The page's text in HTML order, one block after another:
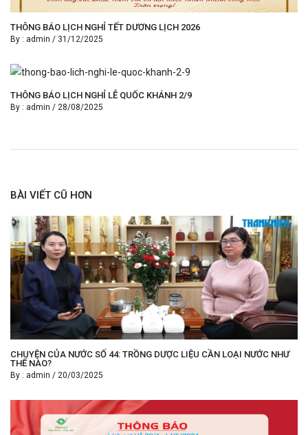
THÔNG BÁO LỊCH NGHỈ TẾT DƯƠNG LỊCH 2026
By : admin / 31/12/2025
THÔNG BÁO LỊCH NGHỈ LỄ QUỐC KHÁNH 2/9
By : admin / 28/08/2025
BÀI VIẾT CŨ HƠN
CHUYỆN CỦA NƯỚC SỐ 44: TRỒNG DƯỢC LIỆU CẦN LOẠI NƯỚC NHƯ
THẾ NÀO?
By : admin / 20/03/2025